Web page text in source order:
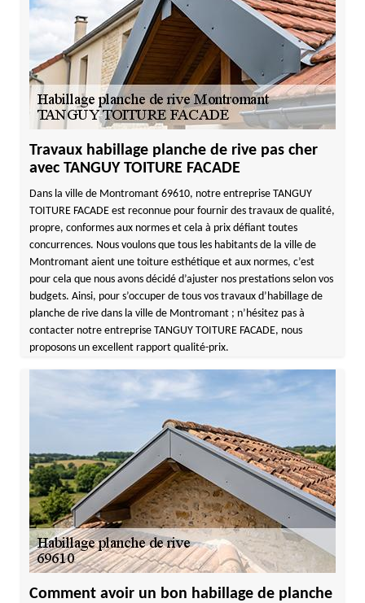
Travaux habillage planche de rive pas cher
avec TANGUY TOITURE FACADE
Dans la ville de Montromant 69610, notre entreprise TANGUY
TOITURE FACADE est reconnue pour fournir des travaux de qualité,
propre, conformes aux normes et cela à prix défiant toutes
concurrences. Nous voulons que tous les habitants de la ville de
Montromant aient une toiture esthétique et aux normes, c’est
pour cela que nous avons décidé d’ajuster nos prestations selon vos
budgets. Ainsi, pour s’occuper de tous vos travaux d’habillage de
planche de rive dans la ville de Montromant ; n’hésitez pas à
contacter notre entreprise TANGUY TOITURE FACADE, nous
proposons un excellent rapport qualité-prix.
Comment avoir un bon habillage de planche